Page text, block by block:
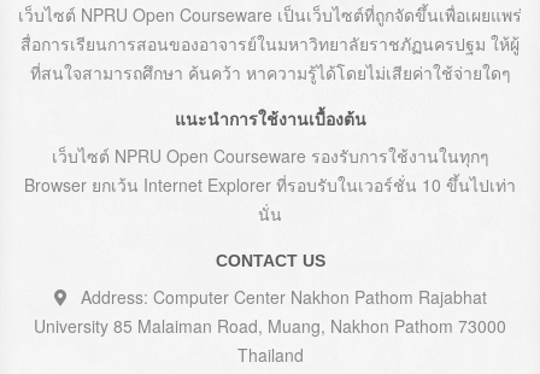
เว็บไซต์ NPRU Open Courseware เป็นเว็บไซต์ที่ถูกจัดขึ้นเพื่อเผยแพร่
สื่อการเรียนการสอนของอาจารย์ในมหาวิทยาลัยราชภัฏนครปฐม ให้ผู้
ที่สนใจสามารถศึกษา ค้นคว้า หาความรู้ได้โดยไม่เสียค่าใช้จ่ายใดๆ
แนะนำการใช้งานเบื้องต้น
เว็บไซต์ NPRU Open Courseware รองรับการใช้งานในทุกๆ
Browser ยกเว้น Internet Explorer ที่รอบรับในเวอร์ชั่น 10 ขึ้นไปเท่า
นั่น
CONTACT US
Address: Computer Center Nakhon Pathom Rajabhat
University 85 Malaiman Road, Muang, Nakhon Pathom 73000
Thailand